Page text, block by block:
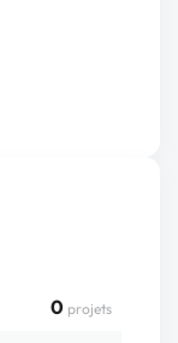
0 projets